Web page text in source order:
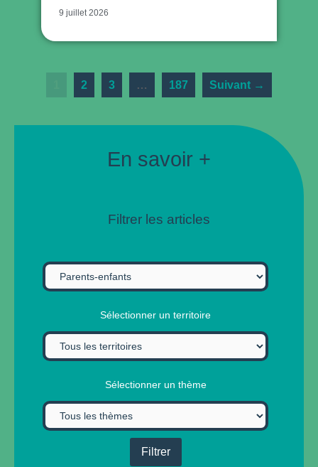
9 juillet 2026
2 3 … 187 Suivant →
En savoir +
Filtrer les articles
Sélectionner un territoire
Sélectionner un thème